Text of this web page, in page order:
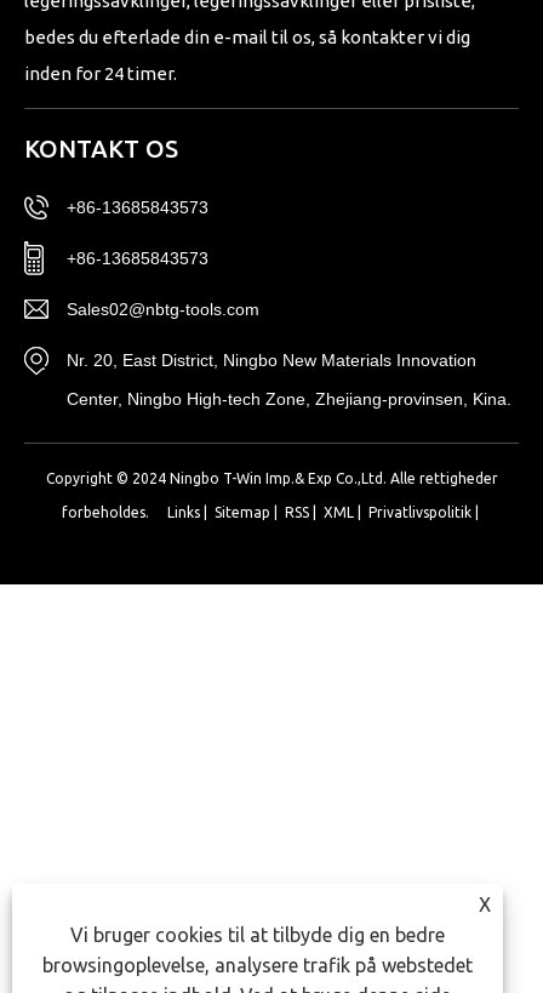
bedes du efterlade din e-mail til os, så kontakter vi dig
inden for 24 timer.
KONTAKT OS
+86-13685843573
+86-13685843573
Sales02@nbtg-tools.com
Nr. 20, East District, Ningbo New Materials Innovation
Center, Ningbo High-tech Zone, Zhejiang-provinsen, Kina.
Copyright © 2024 Ningbo T-Win Imp.& Exp Co.,Ltd. Alle rettigheder
forbeholdes. Links| Sitemap RSS| XML Privatlivspolitik|
X
Vi bruger cookies til at tilbyde dig en bedre
browsingoplevelse, analysere trafik på webstedet